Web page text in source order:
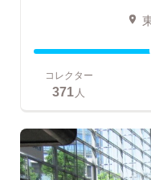
コレクター
371 人